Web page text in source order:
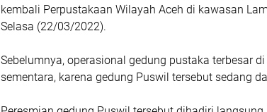
kembali Perpustakaan Wilayah Aceh di kawasan
Selasa (22/03/2022).
Sebelumnya, operasional gedung pustaka terbesar
sementara, karena gedung Puswil tersebut sedang